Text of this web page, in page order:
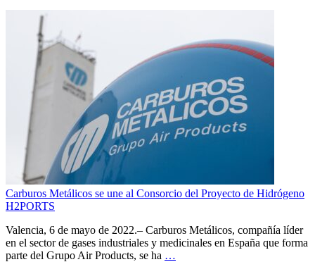
Carburos Metálicos se une al Consorcio del Proyecto de Hidrógeno
H2PORTS
Valencia, 6 de mayo de 2022.– Carburos Metálicos, compañía líder
en el sector de gases industriales y medicinales en España que forma
parte del Grupo Air Products, se ha …